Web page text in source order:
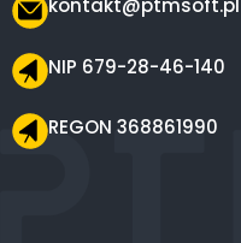
kontakt@ptmsoft.pl
NIP 679-28-46-140
REGON 368861990